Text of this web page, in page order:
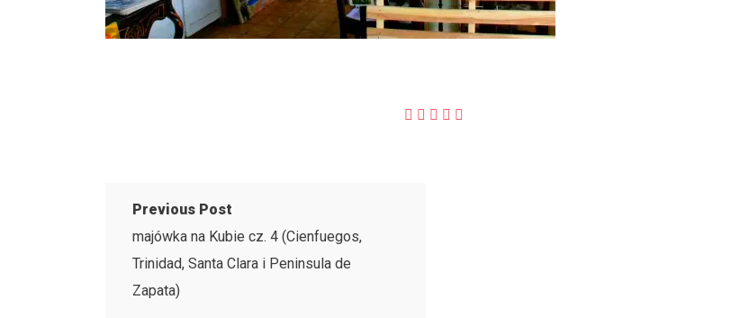
Previous Post
majówka na Kubie cz. 4 (Cienfuegos,
Trinidad, Santa Clara i Peninsula de
Zapata)